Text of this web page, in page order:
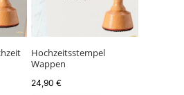
Hochzeitsstempel
Wappen
24,90€